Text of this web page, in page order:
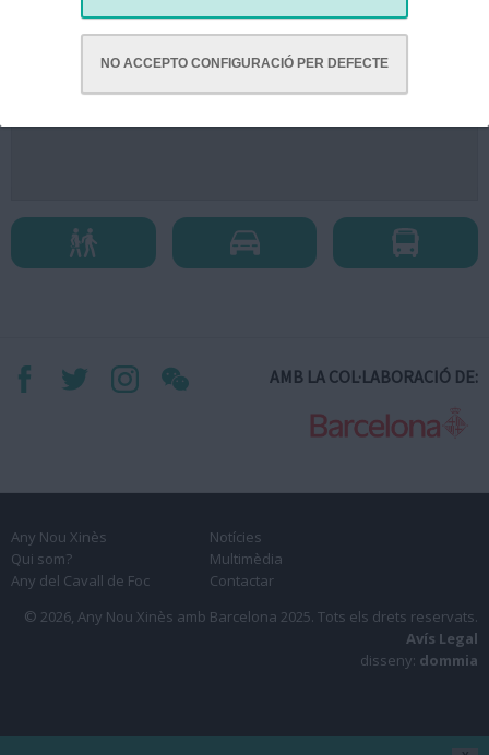
NO ACCEPTO CONFIGURACIÓ PER DEFECTE
AMB LA COL·LABORACIÓ DE:
Any Nou Xinès
Qui som?
Any del Cavall de Foc
Notícies
Multimèdia
Contactar
© 2026, Any Nou Xinès amb Barcelona 2025. Tots els drets reservats.
Avís Legal
disseny: dommia